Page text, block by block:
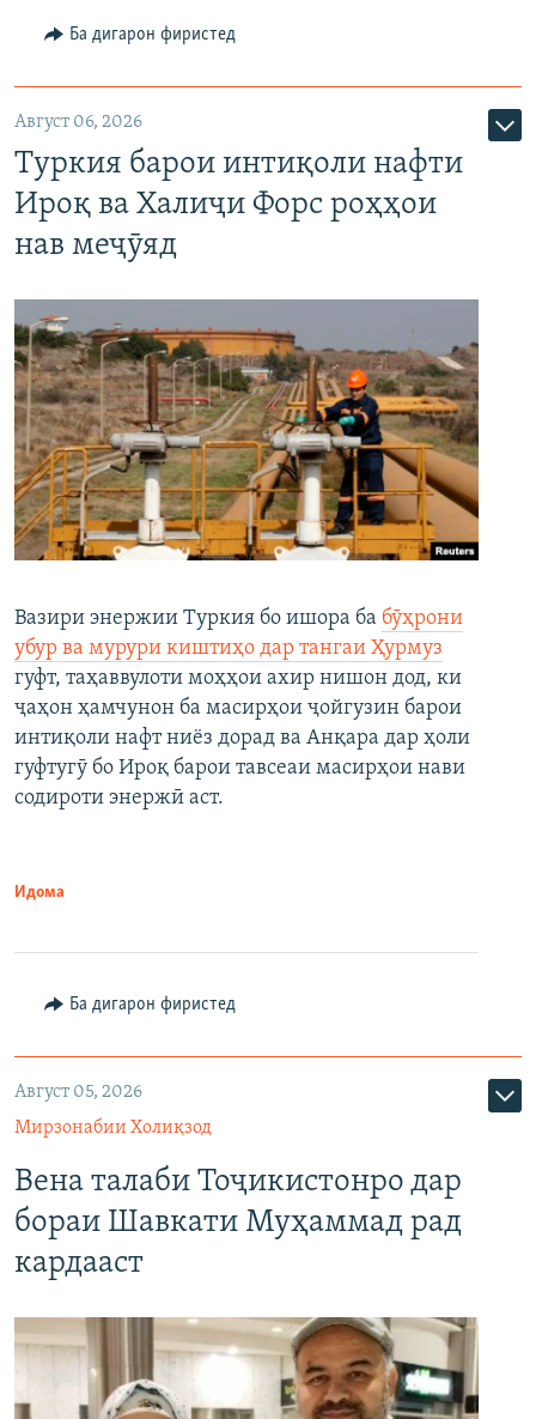
Ба дигарон фиристед
Август 06, 2026
Туркия барои интиқоли нафти
Ироқ ва Халиҷи Форс роҳҳои
нав меҷӯяд
Вазири энержии Туркия бо ишора ба бӯҳрони
убур ва мурури киштиҳо дар тангаи Ҳурмуз
гуфт, таҳаввулоти моҳҳои ахир нишон дод, ки
ҷаҳон ҳамчунон ба масирҳои ҷойгузин барои
интиқоли нафт ниёз дорад ва Анқара дар ҳоли
гуфтугӯ бо Ироқ барои тавсеаи масирҳои нави
содироти энержӣ аст.
Идома
Ба дигарон фиристед
Август 05, 2026
Мирзонабии Холиқзод
Вена талаби Тоҷикистонро дар
бораи Шавкати Муҳаммад рад
кардааст